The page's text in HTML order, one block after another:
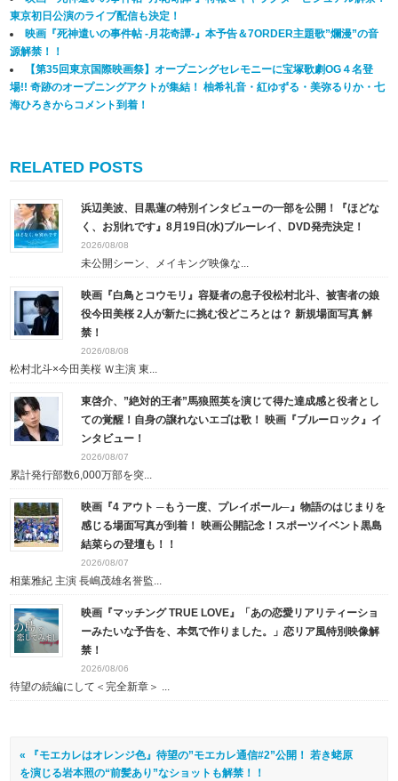
東京初日公演のライブ配信も決定！
映画『死神遣いの事件帖 -月花奇譚-』本予告＆7ORDER主題歌”爛漫”の音
源解禁！！
【第35回東京国際映画祭】オープニングセレモニーに宝塚歌劇OG４名登
場!! 奇跡のオープニングアクトが集結！ 柚希礼音・紅ゆずる・美弥るりか・七
海ひろきからコメント到着！
RELATED POSTS
浜辺美波、目黒蓮の特別インタビューの一部を公開！『ほどな
く、お別れです』8月19日(水)ブルーレイ、DVD発売決定！
2026/08/08
未公開シーン、メイキング映像な...
映画『白鳥とコウモリ』容疑者の息子役松村北斗、被害者の娘
役今田美桜 2人が新たに挑む役どころとは？ 新規場面写真 解
禁！
2026/08/08
松村北斗×今田美桜 Ｗ主演 東...
東啓介、”絶対的王者”馬狼照英を演じて得た達成感と役者とし
ての覚醒！自身の譲れないエゴは歌！ 映画『ブルーロック』イ
ンタビュー！
2026/08/07
累計発行部数6,000万部を突...
映画『4 アウト ─もう一度、プレイボール─』物語のはじまりを
感じる場面写真が到着！ 映画公開記念！スポーツイベント黒島
結菜らの登壇も！！
2026/08/07
相葉雅紀 主演 長嶋茂雄名誉監...
映画『マッチング TRUE LOVE』「あの恋愛リアリティーショ
ーみたいな予告を、本気で作りました。」恋リア風特別映像解
禁！
2026/08/06
待望の続編にして＜完全新章＞ ...
« 『モエカレはオレンジ色』待望の”モエカレ通信#2”公開！ 若き蛯原
を演じる岩本照の“前髪あり”なショットも解禁！！